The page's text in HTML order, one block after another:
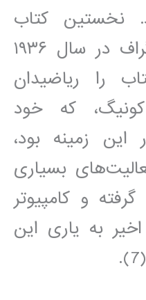
کرد. نخستین کتاب
درباره ی نظریه ی گراف در سال ۱۹۳۶
را ریاضیدان
که خود
زمینه بود،
بسیاری
و کامپیوتر
به یاری این